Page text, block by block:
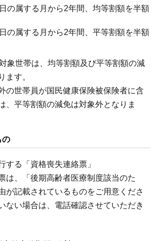
の属する月から2年間、均等割額を半額
の属する月から2年間、平等割額を半額
象世帯は、均等割額及び平等割額の減
ます。
の世帯員が国民健康保険被保険者に含
、平等割額の減免は対象外となりま
の
する「資格喪失連絡票」
は、「後期高齢者医療制度該当のた
が記載されているものをご用意くださ
ない場合は、電話確認させていただき